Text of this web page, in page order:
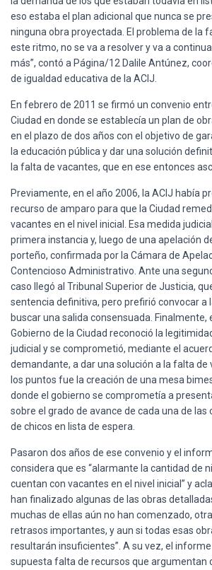
eso estaba el plan adicional que nunca se
ninguna obra proyectada. El problema de la
este ritmo, no se va a resolver y va a
más”, contó a Página/12 Dalile Antúnez,
de igualdad educativa de la ACIJ.
En febrero de 2011 se firmó un convenio
Ciudad en donde se establecía un plan de
en el plazo de dos años con el objetivo de
la educación pública y dar una solución
la falta de vacantes, que en ese entonces
Previamente, en el año 2006, la ACIJ había
recurso de amparo para que la Ciudad
vacantes en el nivel inicial. Esa medida
primera instancia y, luego de una apelación
porteño, confirmada por la Cámara de
Contencioso Administrativo. Ante una
caso llegó al Tribunal Superior de Justicia,
sentencia definitiva, pero prefirió convocar a
buscar una salida consensuada. Finalmente,
Gobierno de la Ciudad reconoció la
judicial y se comprometió, mediante el
demandante, a dar una solución a la falta de
los puntos fue la creación de una mesa
donde el gobierno se comprometía a
sobre el grado de avance de cada una de las
de chicos en lista de espera.
Pasaron dos años de ese convenio y el
considera que es “alarmante la cantidad de
cuentan con vacantes en el nivel inicial” y
han finalizado algunas de las obras
muchas de ellas aún no han comenzado,
retrasos importantes, y aun si todas esas
resultarán insuficientes”. A su vez, el
supuesta falta de recursos que argumentan